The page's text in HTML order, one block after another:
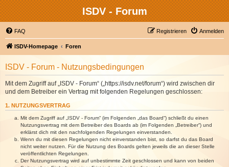
ISDV - Forum
FAQ Anmelden
Registrieren
ISDV-Homepage Foren
ISDV - Forum - Nutzungsbedingungen
Mit dem Zugriff auf „ISDV - Forum“ („https://isdv.net/forum“) wird zwischen dir
und dem Betreiber ein Vertrag mit folgenden Regelungen geschlossen:
1. NUTZUNGSVERTRAG
Mit dem Zugriff auf „ISDV - Forum“ (im Folgenden „das Board“) schließt du einen
Nutzungsvertrag mit dem Betreiber des Boards ab (im Folgenden „Betreiber“) und
erklärst dich mit den nachfolgenden Regelungen einverstanden.
Wenn du mit diesen Regelungen nicht einverstanden bist, so darfst du das Board
nicht weiter nutzen. Für die Nutzung des Boards gelten jeweils die an dieser Stelle
veröffentlichten Regelungen.
Der Nutzungsvertrag wird auf unbestimmte Zeit geschlossen und kann von beiden